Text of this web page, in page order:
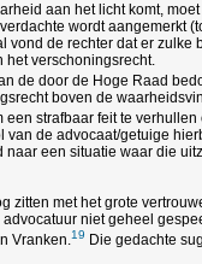
aan het licht komt,
wordt aangemerkt
vond de rechter dat er
het verschoningsrecht.
de door de Hoge Raad
boven de
strafbaar feit te
van de advocaat/getuige
een situatie waar die
zitten met het grote
advocatuur niet geheel
Vranken.19 Die gedachte